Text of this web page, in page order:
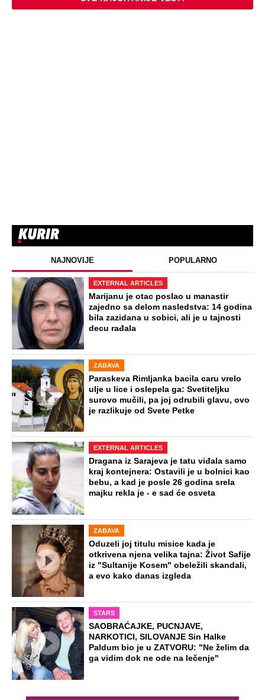
NAJNOVIJE POPULARNO
EXTERNAL ARTICLES
Marijanu je otac poslao u manastir
zajedno sa delom nasledstva: 14 godina
bila zazidana u sobici, ali je u tajnosti
decu rađala
ZABAVA
Paraskeva Rimljanka bacila caru vrelo
ulje u lice i oslepela ga: Svetiteljku
surovo mučili, pa joj odrubili glavu, ovo
je razlikuje od Svete Petke
EXTERNAL ARTICLES
Dragana iz Sarajeva je tatu viđala samo
kraj kontejnera: Ostavili je u bolnici kao
bebu, a kad je posle 26 godina srela
majku rekla je - e sad će osveta
ZABAVA
Oduzeli joj titulu misice kada je
otkrivena njena velika tajna: Život Safije
iz "Sultanije Kosem" obeležili skandali,
a evo kako danas izgleda
STARS
SAOBRAĆAJKE, PUCNJAVE,
NARKOTICI, SILOVANJE Sin Halke
Paldum bio je u ZATVORU: "Ne želim da
ga vidim dok ne ode na lečenje"